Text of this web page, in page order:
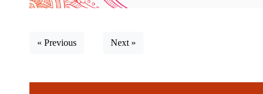
« Previous Next »